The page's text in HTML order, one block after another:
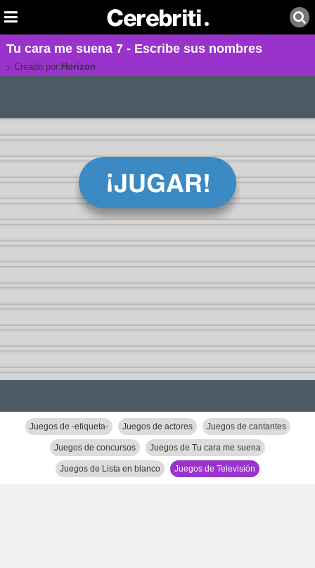
Tu cara me suena 7 - Escribe sus nombres
Creado por: Horizon
Juegos de -etiqueta- Juegos de actores Juegos de cantantes
Juegos de concursos Juegos de Tu cara me suena
Juegos de Lista en blanco Juegos de Televisión